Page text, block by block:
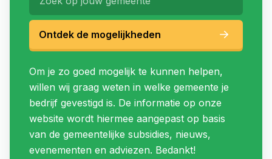
Ontdek de mogelijkheden
Om je zo goed mogelijk te kunnen helpen,
willen wij graag weten in welke gemeente je
bedrijf gevestigd is. De informatie op onze
website wordt hiermee aangepast op basis
van de gemeentelijke subsidies, nieuws,
evenementen en adviezen. Bedankt!